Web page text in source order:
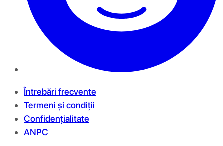
Întrebări frecvente
Termeni și condiții
Confidențialitate
ANPC